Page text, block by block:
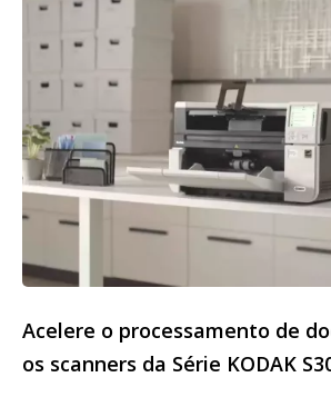
Acelere o processamento de
os scanners da Série KODAK